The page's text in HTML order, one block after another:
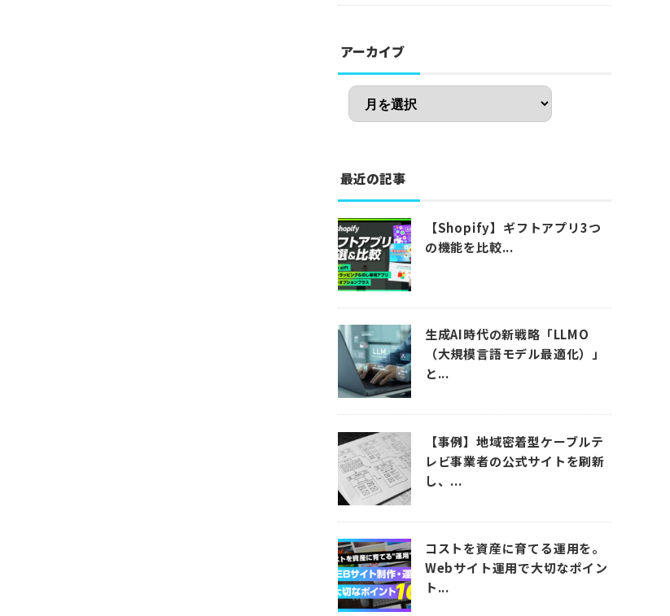
アーカイブ
最近の記事
【Shopify】ギフトアプリ3つ
の機能を比較...
生成AI時代の新戦略「LLMO
（大規模言語モデル最適化）」
と...
【事例】地域密着型ケーブルテ
レビ事業者の公式サイトを刷新
し、...
コストを資産に育てる運用を。
Webサイト運用で大切なポイン
ト...